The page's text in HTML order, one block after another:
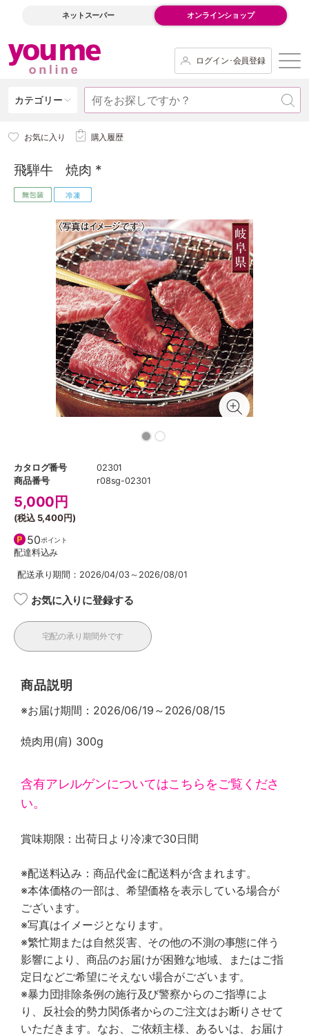
ネットスーパー オンラインショップ
ログイン･会員登録
カテゴリー
お気に入り 購入履歴
飛騨牛 焼肉 *
カタログ番号
02301
商品番号
r08sg-02301
5,000 円
(税込 5,400円)
50ポイント
配達料込み
配送承り期間：2026/04/03～2026/08/01
お気に入りに登録する
宅配の承り期間外です
商品説明
※お届け期間：2026/06/19～2026/08/15
焼肉用(肩) 300g
含有アレルゲンについてはこちらをご覧くださ
い。
賞味期限：出荷日より冷凍で30日間
※配送料込み：商品代金に配送料が含まれます。
※本体価格の一部は、希望価格を表示している場合が
ございます。
※写真はイメージとなります。
※繁忙期または自然災害、その他の不測の事態に伴う
影響により、商品のお届けが困難な地域、またはご指
定日などご希望にそえない場合がございます。
※暴力団排除条例の施行及び警察からのご指導によ
り、反社会的勢力関係者からのご注文はお断りさせて
いただきます。なお、ご依頼主様、あるいは、お届け